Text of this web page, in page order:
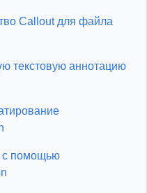
Callout для файла
текстовую аннотацию
с помощью